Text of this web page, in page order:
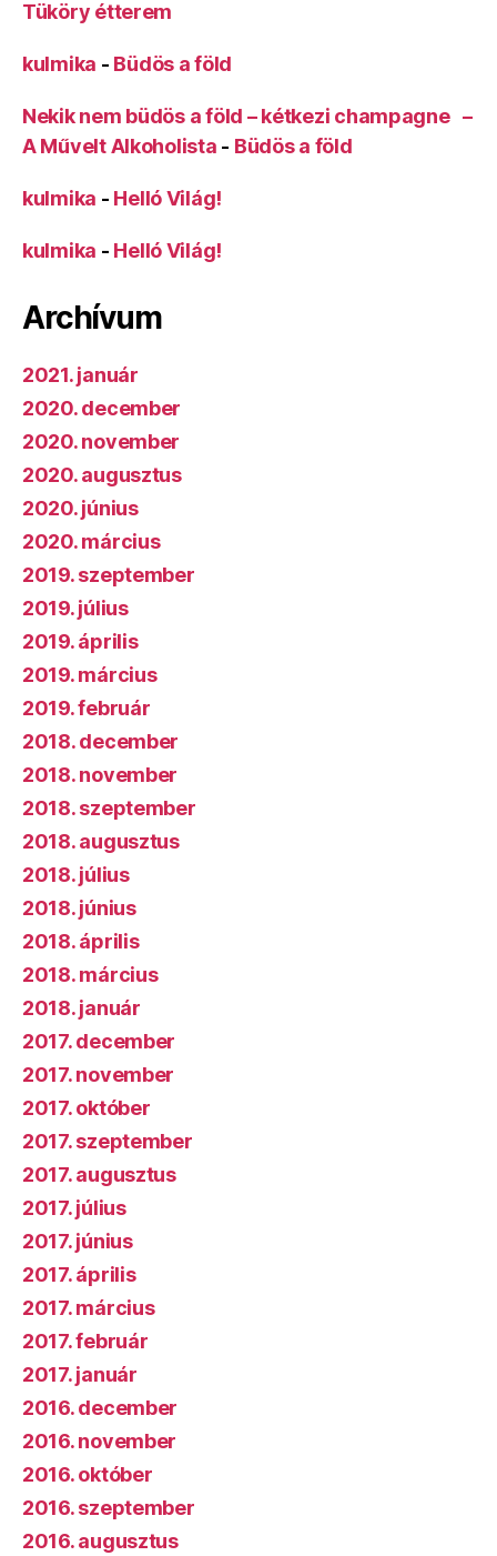
Tüköry étterem
kulmika - Büdös a föld
Nekik nem büdös a föld – kétkezi champagne –
A Művelt Alkoholista - Büdös a föld
kulmika - Helló Világ!
kulmika - Helló Világ!
Archívum
2021. január
2020. december
2020. november
2020. augusztus
2020. június
2020. március
2019. szeptember
2019. július
2019. április
2019. március
2019. február
2018. december
2018. november
2018. szeptember
2018. augusztus
2018. július
2018. június
2018. április
2018. március
2018. január
2017. december
2017. november
2017. október
2017. szeptember
2017. augusztus
2017. július
2017. június
2017. április
2017. március
2017. február
2017. január
2016. december
2016. november
2016. október
2016. szeptember
2016. augusztus